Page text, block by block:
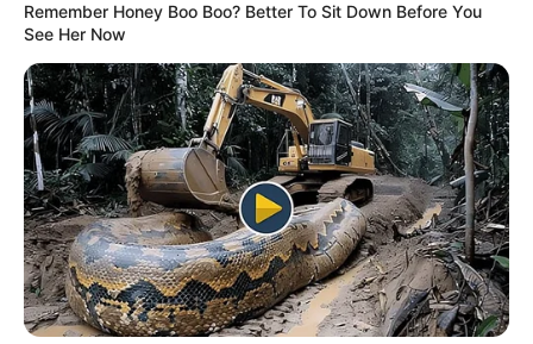
Remember Honey Boo Boo? Better To Sit Down Before You
See Her Now